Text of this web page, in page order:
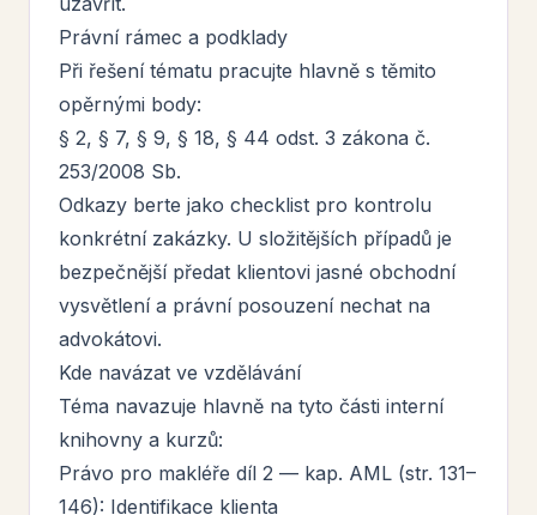
Právní rámec a podklady
Při řešení tématu pracujte hlavně s těmito
opěrnými body:
§ 2, § 7, § 9, § 18, § 44 odst. 3 zákona č.
253/2008 Sb.
Odkazy berte jako checklist pro kontrolu
konkrétní zakázky. U složitějších případů je
bezpečnější předat klientovi jasné obchodní
vysvětlení a právní posouzení nechat na
advokátovi.
Kde navázat ve vzdělávání
Téma navazuje hlavně na tyto části interní
knihovny a kurzů:
Právo pro makléře díl 2 — kap. AML (str. 131–
146): Identifikace klienta